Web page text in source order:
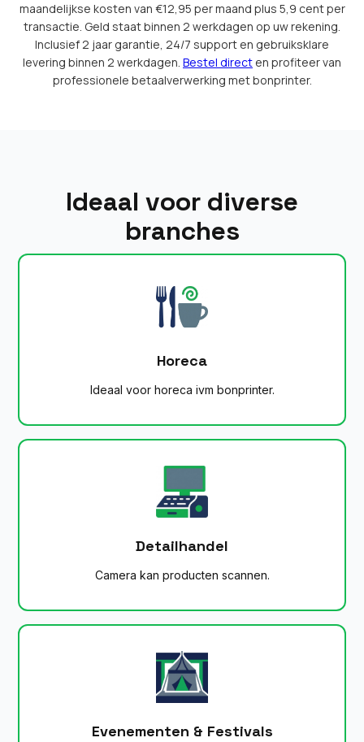
maandelijkse kosten van €12,95 per maand plus 5,9 cent per
transactie. Geld staat binnen 2 werkdagen op uw rekening.
Inclusief 2 jaar garantie, 24/7 support en gebruiksklare
levering binnen 2 werkdagen. Bestel direct en profiteer van
professionele betaalverwerking met bonprinter.
Ideaal voor diverse
branches
Horeca
Ideaal voor horeca ivm bonprinter.
Detailhandel
Camera kan producten scannen.
Evenementen & Festivals